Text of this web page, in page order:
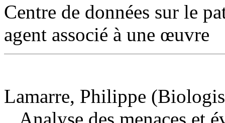
Centre de données sur le
agent associé à une œuvre
Lamarre, Philippe
Analyse des menaces et